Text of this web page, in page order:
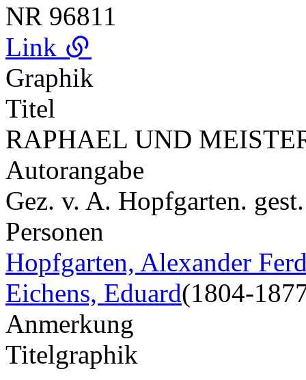
NR 96811
Link
Graphik
Titel
RAPHAEL UND
Autorangabe
Gez. v. A. Hopfgarten.
Personen
Hopfgarten, Alexander
Eichens, Eduard(1804-
Anmerkung
Titelgraphik